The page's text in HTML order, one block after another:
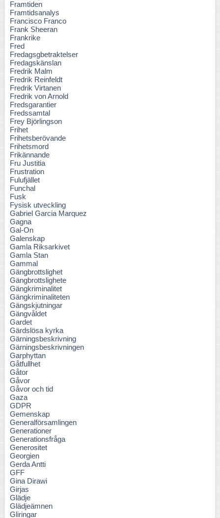
Framtiden
Framtidsanalys
Francisco Franco
Frank Sheeran
Frankrike
Fred
Fredagsgbetraktelser
Fredagskänslan
Fredrik Malm
Fredrik Reinfeldt
Fredrik Virtanen
Fredrik von Arnold
Fredsgarantier
Fredssamtal
Frey Björlingson
Frihet
Frihetsberövande
Frihetsmord
Frikännande
Fru Justitia
Frustration
Fulufjället
Funchal
Fusk
Fysisk utveckling
Gabriel Garcia Marquez
Gagna
Gal-On
Galenskap
Gamla Riksarkivet
Gamla Stan
Gammal
Gängbrottslighet
Gängbrottslighete
Gängkriminalitet
Gängkriminaliteten
Gängskjutningar
Gängvåldet
Gardet
Gärdslösa kyrka
Gärningsbeskrivning
Gärningsbeskrivningen
Garphyttan
Gåtfullhet
Gåtor
Gåvor
Gåvor och tid
Gaza
GDPR
Gemenskap
Generalförsamlingen
Generationer
Generationsfråga
Generositet
Georgien
Gerda Antti
GFF
Gina Dirawi
Girjas
Glädje
Glädjeämnen
Gliringar